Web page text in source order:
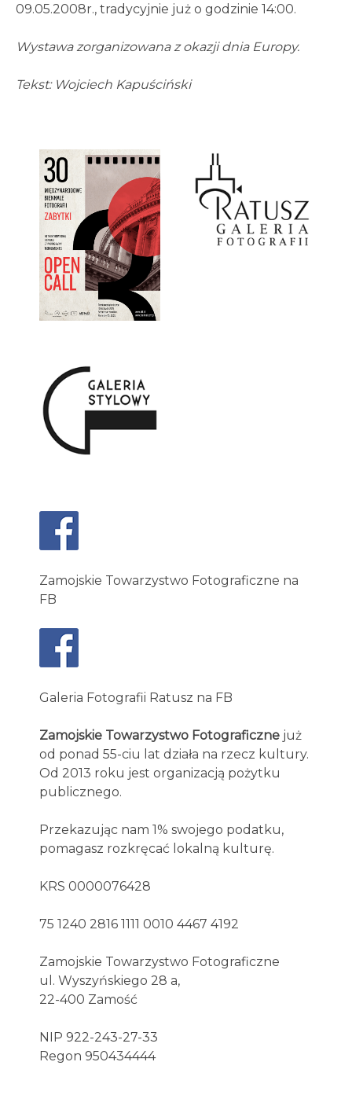
09.05.2008r., tradycyjnie już o godzinie 14:00.
Wystawa zorganizowana z okazji dnia Europy.
Tekst: Wojciech Kapuściński
Zamojskie Towarzystwo Fotograficzne na
FB
Galeria Fotografii Ratusz na FB
Zamojskie Towarzystwo Fotograficzne już
od ponad 55-ciu lat działa na rzecz kultury.
Od 2013 roku jest organizacją pożytku
publicznego.
Przekazując nam 1% swojego podatku,
pomagasz rozkręcać lokalną kulturę.
KRS 0000076428
75 1240 2816 1111 0010 4467 4192
Zamojskie Towarzystwo Fotograficzne
ul. Wyszyńskiego 28 a,
22-400 Zamość
NIP 922-243-27-33
Regon 950434444